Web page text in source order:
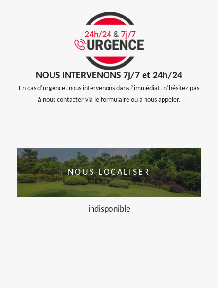
NOUS INTERVENONS 7j/7 et 24h/24
En cas d’urgence, nous intervenons dans l’immédiat, n’hésitez pas
à nous contacter via le formulaire ou à nous appeler.
NOUS LOCALISER
indisponible